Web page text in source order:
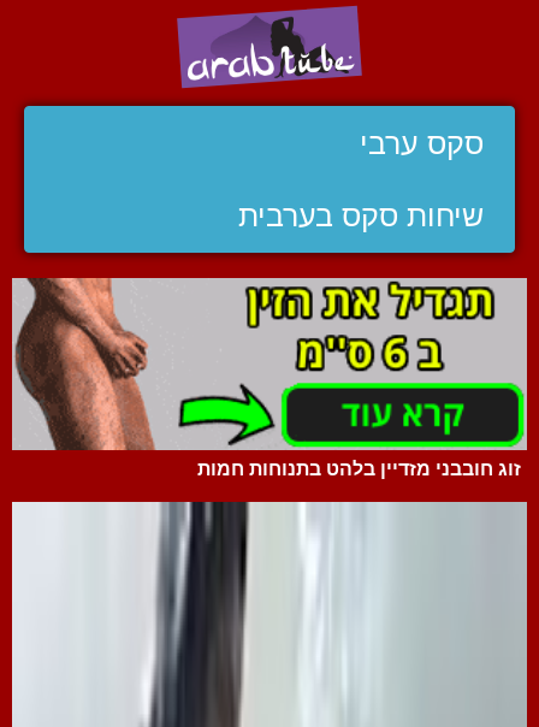
סקס ערבי
שיחות סקס בערבית
זוג חובבני מזדיין בלהט בתנוחות חמות